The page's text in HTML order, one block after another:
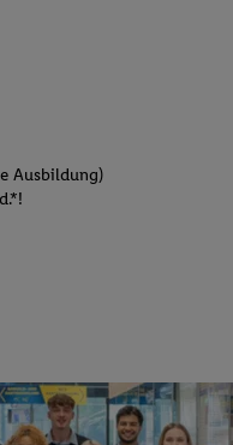
Ausbildung)